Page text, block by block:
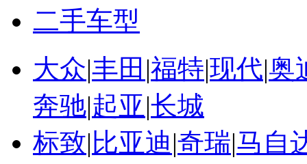
二手车型
大众|丰田 |福特|现代|奥
奔驰|起亚|长城
标致| 比亚迪|奇瑞|马自